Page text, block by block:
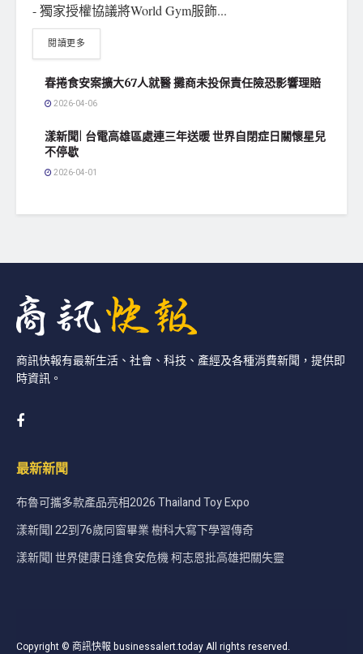
- 獨家授權協議將World Gym服飾...
閱讀更多
春捲食安案擴大67人就醫 攤商未投保責任險恐影響理賠
2026-04-06
漾新聞| 台電高雄區處連三年送暖 世界自閉症日關懷星兒
不停歇
2026-04-01
商訊快報有最新生活、社會、科技、產經及各種消費新聞，提供即
時資訊。
最新新聞
布魯可攜多款產品亮相2026 Thailand Toy Expo
漾新聞| 22到76歲同窗畢業 樹科大寫下學習傳奇
漾新聞| 世界健康日逢食安危機 柯志恩批高雄把關失靈
Copyright © 商訊快報 businessalert.today All rights reserved.